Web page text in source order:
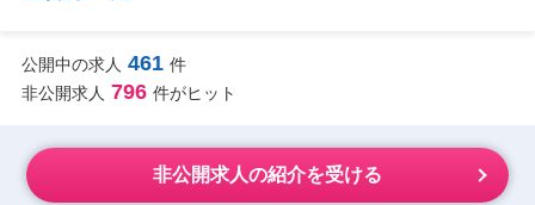
公開中の求人 461 件
非公開求人 796 件がヒット
非公開求人の紹介を受ける